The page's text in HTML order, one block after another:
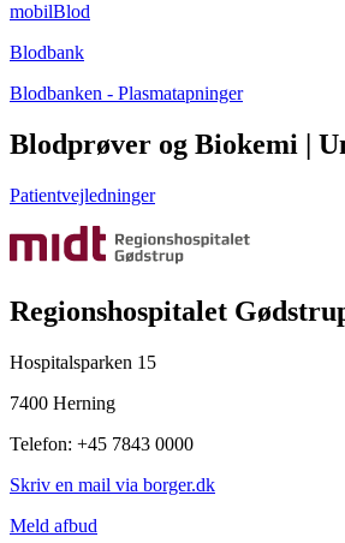
mobilBlod
Blodbank
Blodbanken - Plasmatapninger
Blodprøver og Biokemi |
Patientvejledninger
Regionshospitalet
Hospitalsparken 15
7400 Herning
Telefon: +45 7843 0000
Skriv en mail via borger.dk
Meld afbud